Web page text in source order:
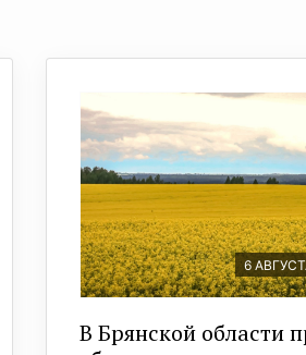
6
В Брянской области